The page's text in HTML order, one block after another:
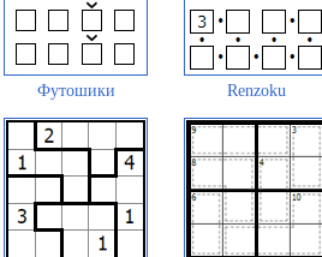
Футошики Renzoku